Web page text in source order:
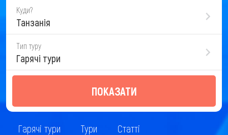
Куди?
Танзанія
Тип туру
Гарячі тури
ПОКАЗАТИ
Гарячі тури Тури Статті